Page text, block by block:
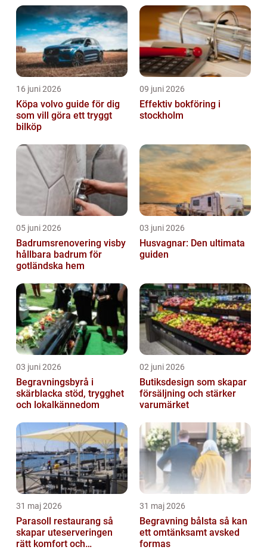
16 juni 2026
Köpa volvo guide för dig
som vill göra ett tryggt
bilköp
09 juni 2026
Effektiv bokföring i
stockholm
05 juni 2026
Badrumsrenovering visby
hållbara badrum för
gotländska hem
03 juni 2026
Husvagnar: Den ultimata
guiden
03 juni 2026
Begravningsbyrå i
skärblacka stöd, trygghet
och lokalkännedom
02 juni 2026
Butiksdesign som skapar
försäljning och stärker
varumärket
31 maj 2026
Parasoll restaurang så
skapar uteserveringen
rätt komfort och
31 maj 2026
Begravning bålsta så kan
ett omtänksamt avsked
formas